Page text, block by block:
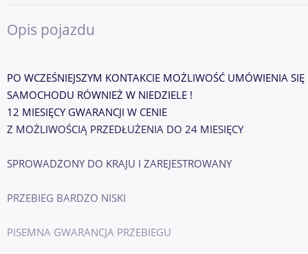
Opis pojazdu
PO WCZEŚNIEJSZYM KONTAKCIE MOŻLIWOŚĆ UMÓWIENIA
SAMOCHODU RÓWNIEŻ W NIEDZIELE !
12 MIESIĘCY GWARANCJI W CENIE
Z MOŻLIWOŚCIĄ PRZEDŁUŻENIA DO 24 MIESIĘCY
SPROWADZONY DO KRAJU I ZAREJESTROWANY
PRZEBIEG BARDZO NISKI
PISEMNA GWARANCJA PRZEBIEGU